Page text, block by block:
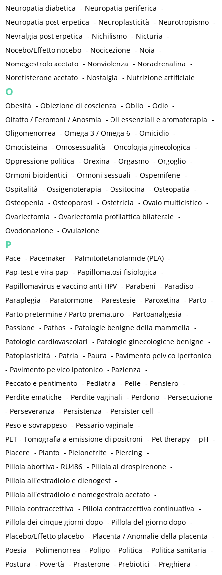
Neuropatia diabetica - Neuropatia periferica -
Neuropatia post-erpetica - Neuroplasticità - Neurotropismo -
Nevralgia post erpetica - Nichilismo - Nicturia -
Nocebo/Effetto nocebo - Nocicezione - Noia -
Nomegestrolo acetato - Nonviolenza - Noradrenalina -
Noretisterone acetato - Nostalgia - Nutrizione artificiale
O
Obesità -Obiezione di coscienza -Oblio -Odio -
Olfatto / Feromoni / Anosmia -Oli essenziali e aromaterapia -
Oligomenorrea -Omega 3 / Omega 6 -Omicidio -
Omocisteina -Omosessualità -Oncologia ginecologica -
Oppressione politica -Orexina -Orgasmo -Orgoglio -
Ormoni bioidentici -Ormoni sessuali -Ospemifene -
Ospitalità -Ossigenoterapia -Ossitocina -Osteopatia -
Osteopenia -Osteoporosi -Ostetricia -Ovaio multicistico -
Ovariectomia -Ovariectomia profilattica bilaterale -
Ovodonazione -Ovulazione
P
Pace - Pacemaker - Palmitoiletanolamide (PEA) -
Pap-test e vira-pap - Papillomatosi fisiologica -
Papillomavirus e vaccino anti HPV - Parabeni - Paradiso -
Paraplegia - Paratormone - Parestesie - Paroxetina - Parto -
Parto pretermine / Parto prematuro - Partoanalgesia -
Passione - Pathos - Patologie benigne della mammella -
Patologie cardiovascolari - Patologie ginecologiche benigne -
Patoplasticità - Patria - Paura - Pavimento pelvico ipertonico
- Pavimento pelvico ipotonico - Pazienza -
Peccato e pentimento - Pediatria - Pelle - Pensiero -
Perdite ematiche - Perdite vaginali - Perdono - Persecuzione
- Perseveranza - Persistenza - Persister cell -
Peso e sovrappeso - Pessario vaginale -
PET - Tomografia a emissione di positroni - Pet therapy - pH -
Piacere - Pianto - Pielonefrite - Piercing -
Pillola abortiva - RU486 - Pillola al drospirenone -
Pillola all'estradiolo e dienogest -
Pillola all'estradiolo e nomegestrolo acetato -
Pillola contraccettiva - Pillola contraccettiva continuativa -
Pillola dei cinque giorni dopo - Pillola del giorno dopo -
Placebo/Effetto placebo - Placenta / Anomalie della placenta -
Poesia - Polimenorrea - Polipo - Politica - Politica sanitaria -
Postura - Povertà - Prasterone - Prebiotici - Preghiera -